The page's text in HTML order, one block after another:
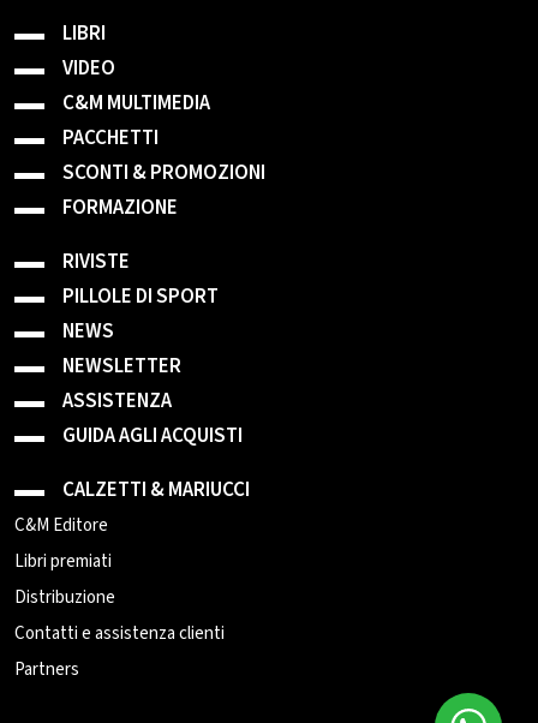
LIBRI
VIDEO
C&M MULTIMEDIA
PACCHETTI
SCONTI & PROMOZIONI
FORMAZIONE
RIVISTE
PILLOLE DI SPORT
NEWS
NEWSLETTER
ASSISTENZA
GUIDA AGLI ACQUISTI
CALZETTI & MARIUCCI
C&M Editore
Libri premiati
Distribuzione
Contatti e assistenza clienti
Partners